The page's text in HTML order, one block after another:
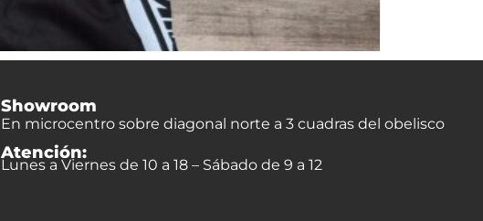
Showroom
En microcentro sobre diagonal norte a 3 cuadras del obelisco
Atención:
Lunes a Viernes de 10 a 18 – Sábado de 9 a 12